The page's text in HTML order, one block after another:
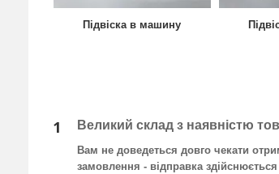
Підвіска в машину
1 Великий склад з наявністю
Вам не доведеться довго чекати
замовлення - відправка